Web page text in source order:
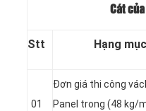
Cát của
Stt Hạng mục
01
Đơn giá thi công
Panel trong (48 kg/